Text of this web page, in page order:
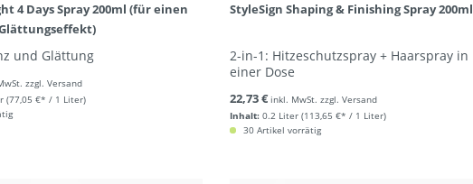
4 Days Spray 200ml (für einen
und Glättung
(77,05 €* / 1 Liter)
zzgl. Versand
StyleSign Shaping & Finishing Spray 200ml
2-in-1: Hitzeschutzspray + Haarspray in
einer Dose
Inhalt: 0.2 Liter (113,65 €* / 1 Liter)
22,73 € inkl. MwSt. zzgl. Versand
30 Artikel vorrätig